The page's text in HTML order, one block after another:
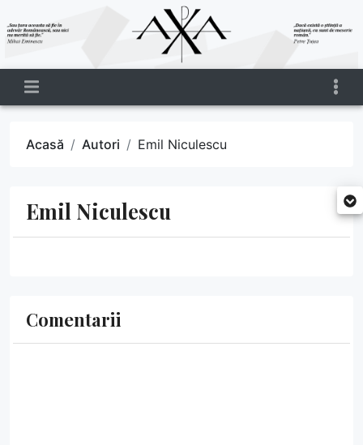
Acasă Autori Emil Niculescu
Emil Niculescu
Comentarii